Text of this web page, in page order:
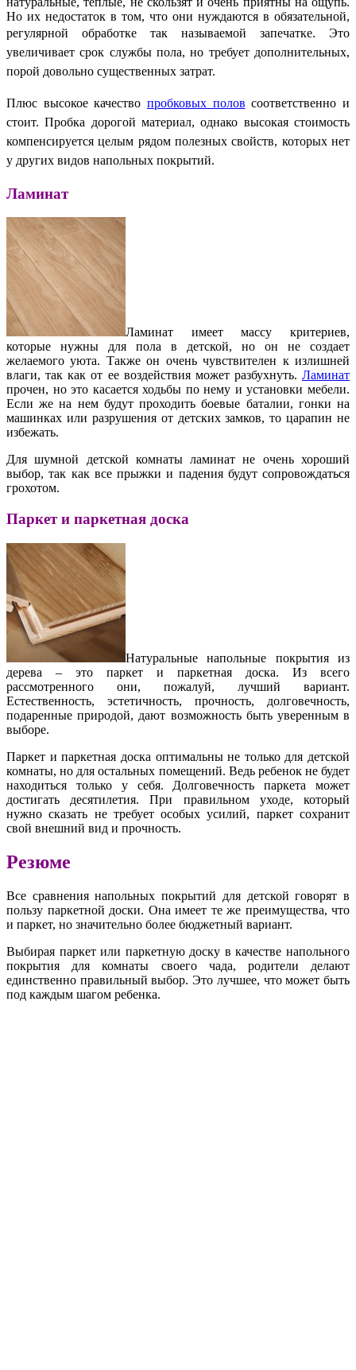
Но их недостаток в том, что они нуждаются в обязательной,
регулярной обработке так называемой запечатке. Это
увеличивает срок службы пола, но требует дополнительных,
порой довольно существенных затрат.
Плюс высокое качество пробковых полов соответственно и
стоит. Пробка дорогой материал, однако высокая стоимость
компенсируется целым рядом полезных свойств, которых нет
у других видов напольных покрытий.
Ламинат
Ламинат имеет массу критериев,
которые нужны для пола в детской, но он не создает
желаемого уюта. Также он очень чувствителен к излишней
влаги, так как от ее воздействия может разбухнуть. Ламинат
прочен, но это касается ходьбы по нему и установки мебели.
Если же на нем будут проходить боевые баталии, гонки на
машинках или разрушения от детских замков, то царапин не
избежать.
Для шумной детской комнаты ламинат не очень хороший
выбор, так как все прыжки и падения будут сопровождаться
грохотом.
Паркет и паркетная доска
Натуральные напольные покрытия из
дерева – это паркет и паркетная доска. Из всего
рассмотренного они, пожалуй, лучший вариант.
Естественность, эстетичность, прочность, долговечность,
подаренные природой, дают возможность быть уверенным в
выборе.
Паркет и паркетная доска оптимальны не только для детской
комнаты, но для остальных помещений. Ведь ребенок не будет
находиться только у себя. Долговечность паркета может
достигать десятилетия. При правильном уходе, который
нужно сказать не требует особых усилий, паркет сохранит
свой внешний вид и прочность.
Резюме
Все сравнения напольных покрытий для детской говорят в
пользу паркетной доски. Она имеет те же преимущества, что
и паркет, но значительно более бюджетный вариант.
Выбирая паркет или паркетную доску в качестве напольного
покрытия для комнаты своего чада, родители делают
единственно правильный выбор. Это лучшее, что может быть
под каждым шагом ребенка.